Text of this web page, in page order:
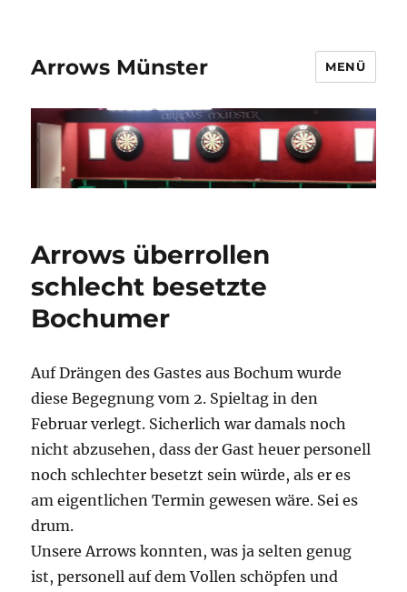
Arrows Münster MENÜ
Arrows überrollen
schlecht besetzte
Bochumer
Auf Drängen des Gastes aus Bochum wurde
diese Begegnung vom 2. Spieltag in den
Februar verlegt. Sicherlich war damals noch
nicht abzusehen, dass der Gast heuer personell
noch schlechter besetzt sein würde, als er es
am eigentlichen Termin gewesen wäre. Sei es
drum.
Unsere Arrows konnten, was ja selten genug
ist, personell auf dem Vollen schöpfen und